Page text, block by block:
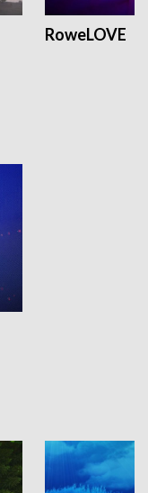
RoweLOVE